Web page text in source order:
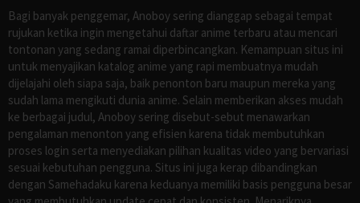
Bagi banyak penggemar, Anoboy sering dianggap sebagai tempat
rujukan ketika ingin mengetahui daftar anime terbaru atau mencari
tontonan yang sedang ramai diperbincangkan. Kemampuan situs ini
untuk menyajikan katalog anime yang rapi membuatnya mudah
dijelajahi oleh siapa saja, baik penonton baru maupun mereka yang
sudah lama mengikuti dunia anime. Selain memberikan akses mudah
ke berbagai judul, Anoboy sering disebut-sebut menawarkan
pengalaman menonton yang efisien karena tidak membutuhkan
proses login serta menyediakan pilihan kualitas video yang bervariasi
sesuai kebutuhan pengguna. Situs ini juga kerap dibandingkan
dengan Samehadaku karena keduanya memiliki basis pengguna besar